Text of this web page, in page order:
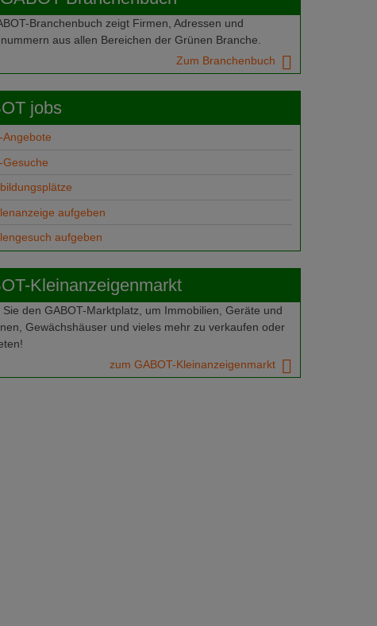
Branchenbuch zeigt Firmen, Adressen und
aus allen Bereichen der Grünen Branche.
Zum Branchenbuch
jobs
Angebote
Gesuche
aufgeben
aufgeben
Kleinanzeigenmarkt
Sie den GABOT-Marktplatz, um Immobilien, Geräte und
Gewächshäuser und vieles mehr zu verkaufen oder
zum GABOT-Kleinanzeigenmarkt